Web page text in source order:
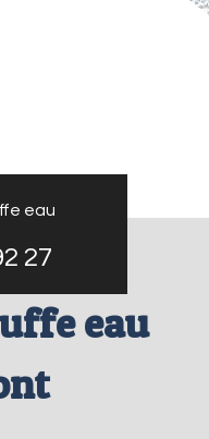
eau
27
eau